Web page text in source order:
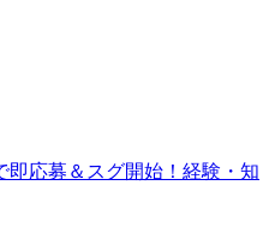
即応募＆スグ開始！経験・知